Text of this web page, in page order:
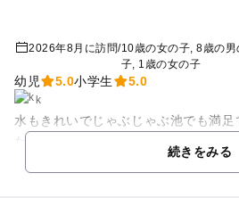
2026年8月に訪問/10歳の女の子 8歳の男
子 1歳の女の子
幼児 5.0小学生 5.0
k
水もきれいでじゃぶじゃぶ池でも満
た！
続きをみる